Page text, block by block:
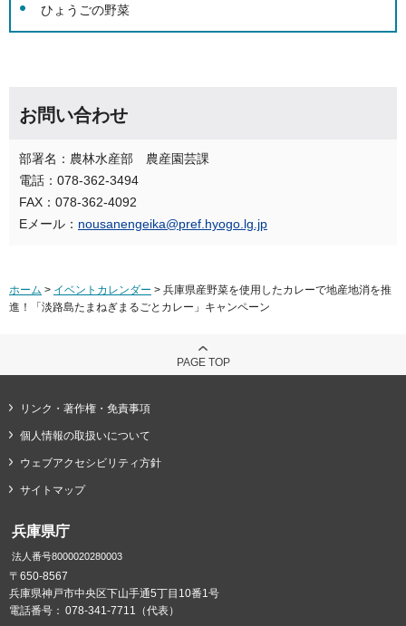
ひょうごの野菜
お問い合わせ
部署名：農林水産部 農産園芸課
電話：078-362-3494
FAX：078-362-4092
Eメール： nousanengeika@pref.hyogo.lg.jp
ホーム > イベントカレンダー > 兵庫県産野菜を使用したカレーで地産地消を推
進！「淡路島たまねぎまるごとカレー」キャンペーン
PAGE TOP
リンク・著作権・免責事項
個人情報の取扱いについて
ウェブアクセシビリティ方針
サイトマップ
兵庫県庁
法人番号8000020280003
〒650-8567
兵庫県神戸市中央区下山手通5丁目10番1号
電話番号： 078-341-7711（代表）